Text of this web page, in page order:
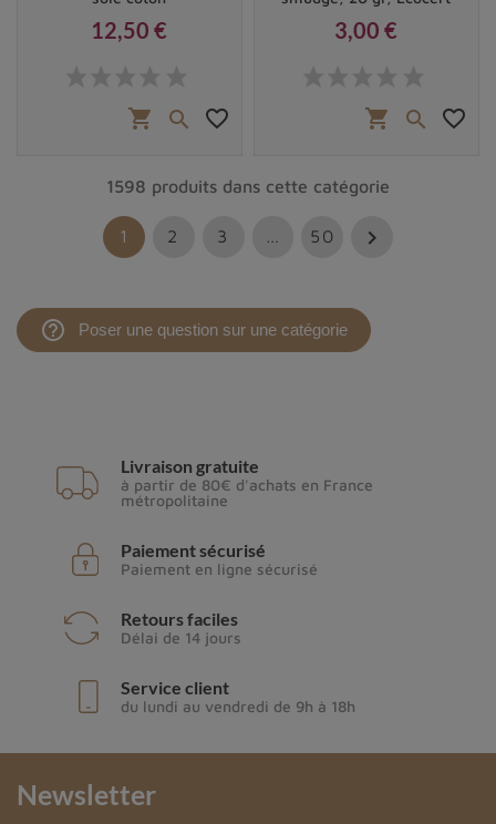
12,50 €
shopping_cart  favorite_border
3,00 €
shopping_cart  favorite_border
1598 produits dans cette catégorie
1 2 3 50 
help_outline Poser une question sur une catégorie
Livraison gratuite
à partir de 80€ d'achats en France
métropolitaine
Paiement sécurisé
Paiement en ligne sécurisé
Retours faciles
Délai de 14 jours
Service client
du lundi au vendredi de 9h à 18h
Newsletter